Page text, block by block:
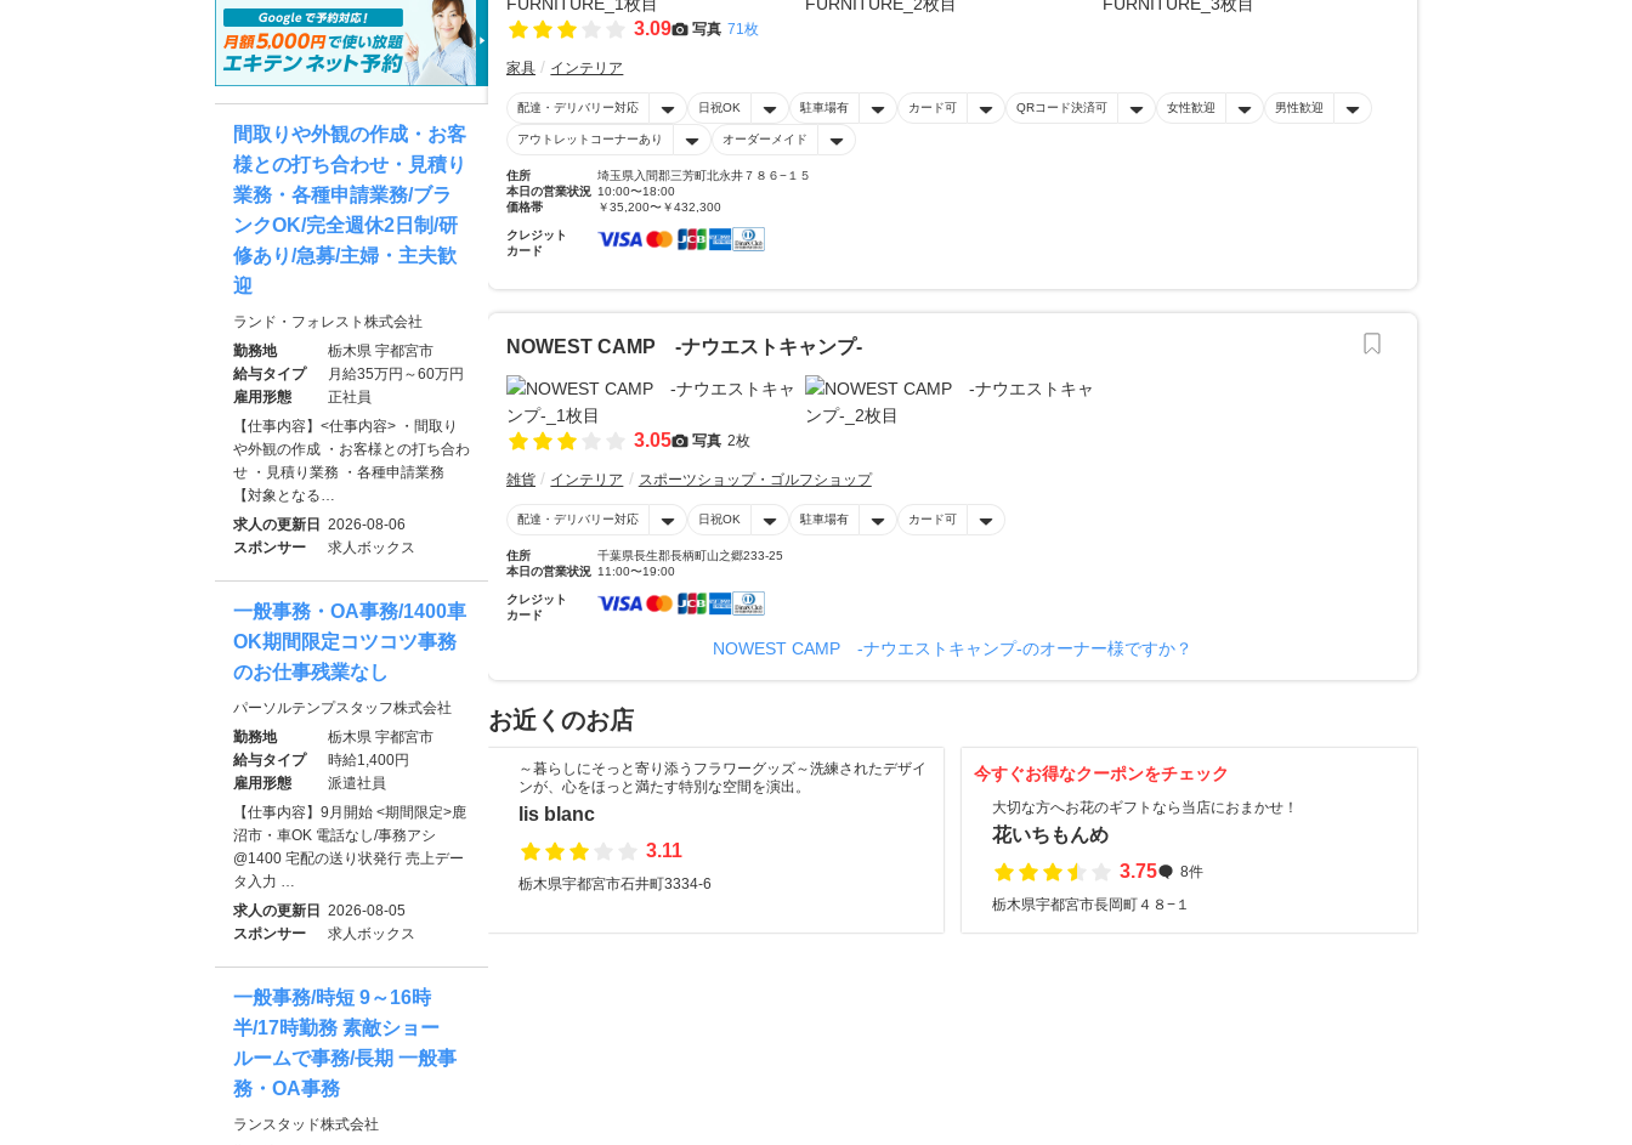
3.09 写真 71枚
家具 インテリア
配達・デリバリー対応 日祝OK 駐車場有 カード可 QRコード決済可 女性歓迎 男性歓迎
アウトレットコーナーあり オーダーメイド
住所
埼玉県入間郡三芳町北永井７８６−１５
本日の営業状況 10:00〜18:00
価格帯
￥35,200〜￥432,300
クレジット
カード
NOWEST CAMP -ナウエストキャンプ-
3.05 写真 2枚
雑貨 インテリア スポーツショップ・ゴルフショップ
配達・デリバリー対応 日祝OK 駐車場有 カード可
住所
千葉県長生郡長柄町山之郷233-25
本日の営業状況 11:00〜19:00
クレジット
カード
NOWEST CAMP -ナウエストキャンプ-のオーナー様ですか？
お近くのお店
～暮らしにそっと寄り添うフラワーグッズ～洗練されたデザイ
ンが、心をほっと満たす特別な空間を演出。
lis blanc
3.11
栃木県宇都宮市石井町3334-6
今すぐお得なクーポンをチェック
大切な方へお花のギフトなら当店におまかせ！
花いちもんめ
3.75
8件
栃木県宇都宮市長岡町４８−１
間取りや外観の作成・お客
様との打ち合わせ・見積り
業務・各種申請業務/ブラ
ンクOK/完全週休2日制/研
修あり/急募/主婦・主夫歓
迎
ランド・フォレスト株式会社
勤務地
栃木県 宇都宮市
給与タイプ
月給35万円～60万円
雇用形態
正社員
【仕事内容】<仕事内容> ・間取り
や外観の作成 ・お客様との打ち合わ
せ ・見積り業務 ・各種申請業務
【対象となる…
求人の更新日
2026-08-06
スポンサー
求人ボックス
一般事務・OA事務/1400車
OK期間限定コツコツ事務
のお仕事残業なし
パーソルテンプスタッフ株式会社
勤務地
栃木県 宇都宮市
給与タイプ
時給1,400円
雇用形態
派遣社員
【仕事内容】9月開始 <期間限定>鹿
沼市・車OK 電話なし/事務アシ
@1400 宅配の送り状発行 売上デー
タ入力 …
求人の更新日
2026-08-05
スポンサー
求人ボックス
一般事務/時短 9～16時
半/17時勤務 素敵ショー
ルームで事務/長期 一般事
務・OA事務
ランスタッド株式会社